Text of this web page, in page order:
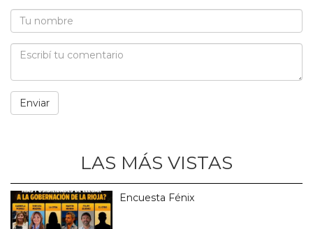
LAS MÁS VISTAS
Encuesta Fénix